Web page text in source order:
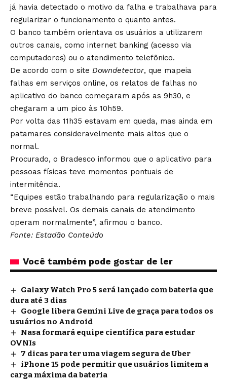
já havia detectado o motivo da falha e trabalhava para
regularizar o funcionamento o quanto antes.
O banco também orientava os usuários a utilizarem
outros canais, como internet banking (acesso via
computadores) ou o atendimento telefônico.
De acordo com o site Downdetector, que mapeia
falhas em serviços online, os relatos de falhas no
aplicativo do banco começaram após as 9h30, e
chegaram a um pico às 10h59.
Por volta das 11h35 estavam em queda, mas ainda em
patamares consideravelmente mais altos que o
normal.
Procurado, o Bradesco informou que o aplicativo para
pessoas físicas teve momentos pontuais de
intermitência.
“Equipes estão trabalhando para regularização o mais
breve possível. Os demais canais de atendimento
operam normalmente”, afirmou o banco.
Fonte: Estadão Conteúdo
Você também pode gostar de ler
Galaxy Watch Pro 5 será lançado com bateria que
dura até 3 dias
Google libera Gemini Live de graça para todos os
usuários no Android
Nasa formará equipe científica para estudar
OVNIs
7 dicas para ter uma viagem segura de Uber
iPhone 15 pode permitir que usuários limitem a
carga máxima da bateria